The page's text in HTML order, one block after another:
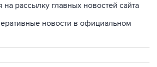
на рассылку главных новостей сайта
новости в официальном